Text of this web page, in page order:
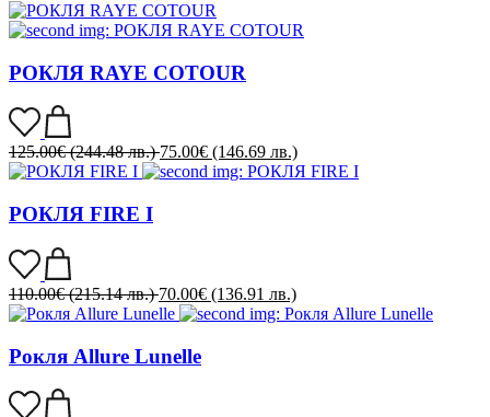
РОКЛЯ RAYE COTOUR
125.00€ (244.48 лв.) 75.00€ (146.69 лв.)
РОКЛЯ FIRE I
110.00€ (215.14 лв.) 70.00€ (136.91 лв.)
Рокля Allure Lunelle